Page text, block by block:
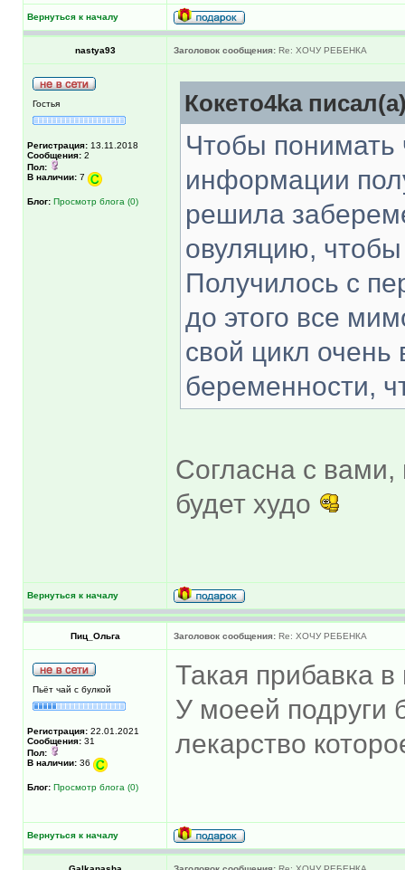
Вернуться к началу
nastya93 Заголовок сообщения: Re: ХОЧУ РЕБЕНКА
Гостья
Регистрация: 13.11.2018
Сообщения: 2
Пол:
В наличии: 7
Блог: Просмотр блога (0)
Кокетo4ka
Чтобы понимать
информации
решила
овуляцию,
Получилось с
до этого все
свой цикл
беременности,
Согласна с вами,
будет худо
Вернуться к началу
Пиц_Ольга Заголовок сообщения: Re: ХОЧУ РЕБЕНКА
Пьёт чай с булкой
Регистрация: 22.01.2021
Сообщения: 31
Пол:
В наличии: 36
Блог: Просмотр блога (0)
Такая прибавка
У моеей подруги
лекарство
Вернуться к началу